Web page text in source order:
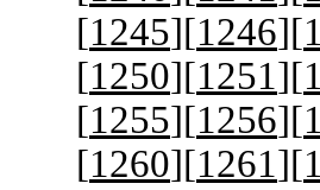
[1245][1246][
[1250][1251][
[1255][1256][
[1260][1261][